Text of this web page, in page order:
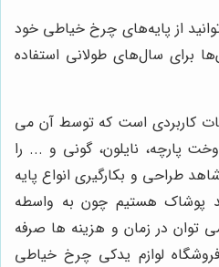
از پایه‌های چرخ خیاطی خود
برای سال‌های طولانی استفاده
کاربردی است که توسط آن می
پارچه، نایلون، گونی و ... را
طراحی و بکارگیری انواع پایه
پوشاک هستیم چون به واسطه
توان در زمان و هزینه ها صرفه
لوازم یدکی چرخ خیاطی